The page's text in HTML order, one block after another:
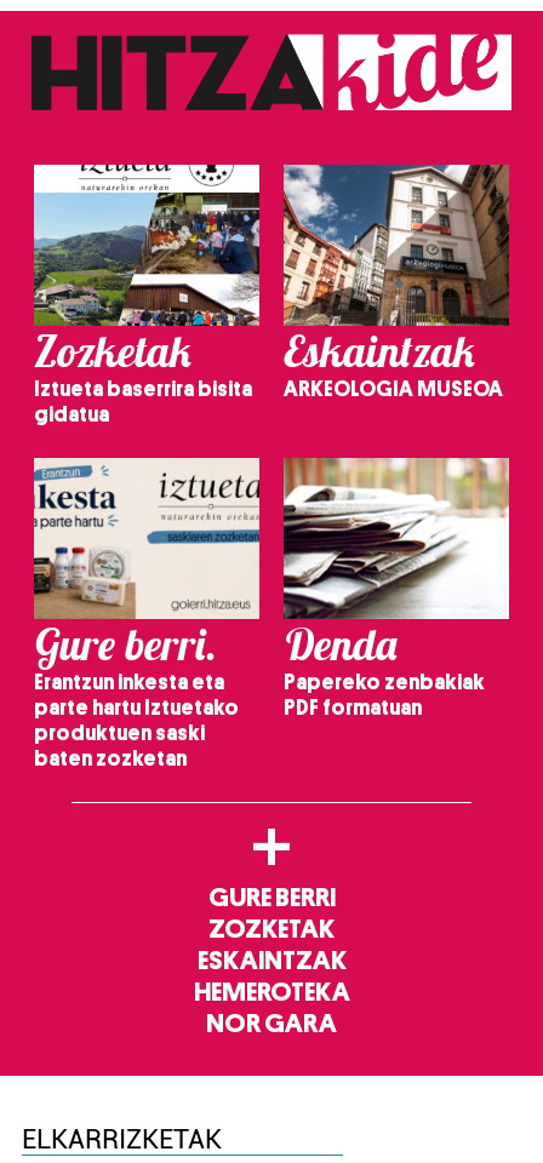
Zozketak
Iztueta baserrira bisita
gidatua
Eskaintzak
ARKEOLOGIA MUSEOA
Gure berri.
Erantzun inkesta eta
parte hartu Iztuetako
produktuen saski
baten zozketan
Denda
Papereko zenbakiak
PDF formatuan
+
GURE BERRI
ZOZKETAK
ESKAINTZAK
HEMEROTEKA
NOR GARA
ELKARRIZKETAK